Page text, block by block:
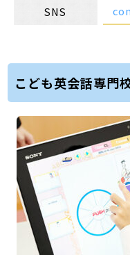
SNS
こども英会話専門